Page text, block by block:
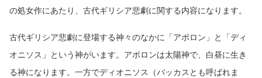
の処女作にあたり、古代ギリシア悲劇に関する内容になります。
古代ギリシア悲劇に登場する神々のなかに「アポロン」と「ディ
オニソス」という神がいます。アポロンは太陽神で、白昼に生き
る神になります。一方でディオニソス（バッカスとも呼ばれま